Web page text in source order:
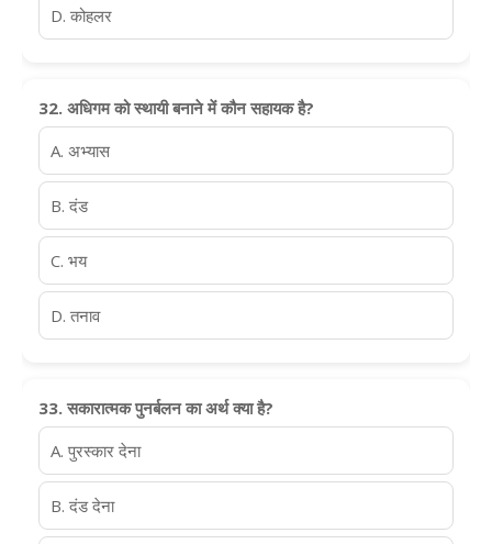
D. कोहलर
32. अधिगम को स्थायी बनाने में कौन सहायक है?
A. अभ्यास
B. दंड
C. भय
D. तनाव
33. सकारात्मक पुनर्बलन का अर्थ क्या है?
A. पुरस्कार देना
B. दंड देना